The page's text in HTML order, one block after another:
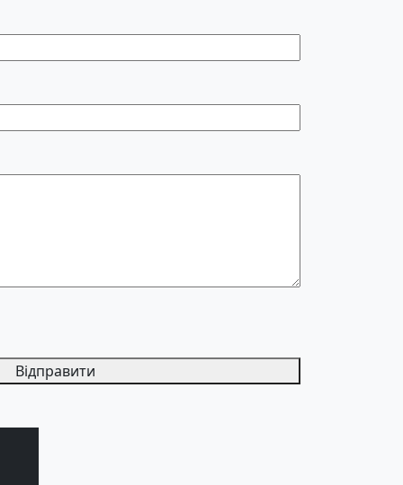
Відправити